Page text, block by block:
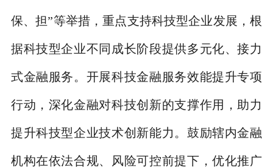
保、担”等举措，重点支持科技型企业发展，根
据科技型企业不同成长阶段提供多元化、接力
式金融服务。开展科技金融服务效能提升专项
行动，深化金融对科技创新的支撑作用，助力
提升科技型企业技术创新能力。鼓励辖内金融
机构在依法合规、风险可控前提下，优化推广